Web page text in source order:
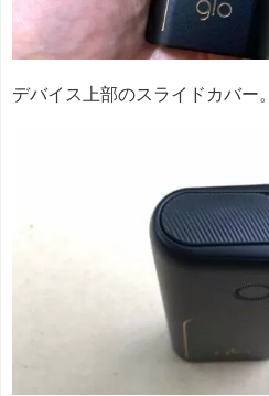
デバイス上部のスライドカバー。